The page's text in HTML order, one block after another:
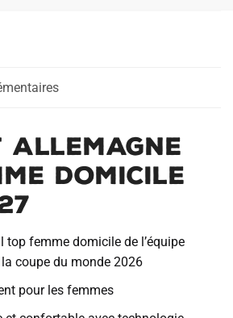
Domicile
femme domicile de l’équipe
la coupe du monde 2026
pour les femmes